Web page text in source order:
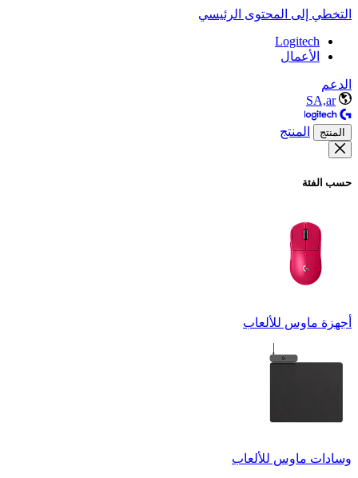
التخطي إلى المحتوى الرئيسي
Logitech
الأعمال
الدعم
SA,ar
المنتج المنتج
حسب الفئة
أجهزة ماوس للألعاب
وسادات ماوس للألعاب